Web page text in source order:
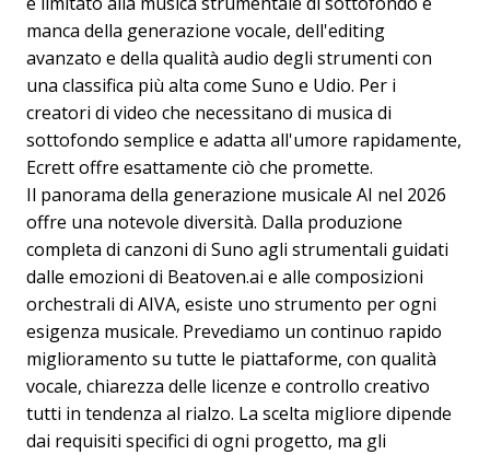
manca della generazione vocale, dell'editing
avanzato e della qualità audio degli strumenti con
una classifica più alta come Suno e Udio. Per i
creatori di video che necessitano di musica di
sottofondo semplice e adatta all'umore rapidamente,
Ecrett offre esattamente ciò che promette.
Il panorama della generazione musicale AI nel 2026
offre una notevole diversità. Dalla produzione
completa di canzoni di Suno agli strumentali guidati
dalle emozioni di Beatoven.ai e alle composizioni
orchestrali di AIVA, esiste uno strumento per ogni
esigenza musicale. Prevediamo un continuo rapido
miglioramento su tutte le piattaforme, con qualità
vocale, chiarezza delle licenze e controllo creativo
tutti in tendenza al rialzo. La scelta migliore dipende
dai requisiti specifici di ogni progetto, ma gli